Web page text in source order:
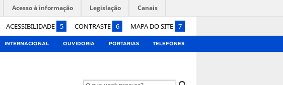
ACESSIBILIDADE 5 CONTRASTE 6 MAPA DO SITE 7
Acesso à informação Legislação Canais
INTERNACIONAL OUVIDORIA PORTARIAS TELEFONES